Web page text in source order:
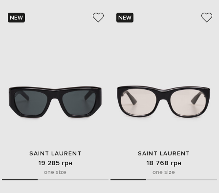
NEW
SAINT LAURENT
19 285 грн
one size
NEW
SAINT LAURENT
18 768 грн
one size